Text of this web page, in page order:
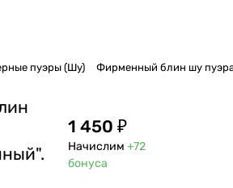
пуэры (Шу) Фирменный блин шу
1 450 ₽
Начислим +72
бонуса